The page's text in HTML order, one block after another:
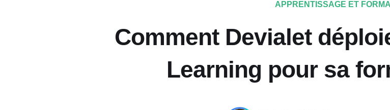
APPRENTISSAGE ET
Comment Devialet
Learning pour sa